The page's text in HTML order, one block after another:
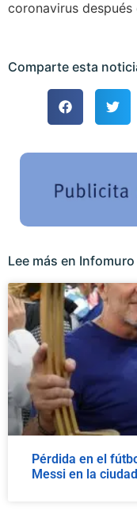
coronavirus después
Comparte esta
Lee más en Infomuro
Pérdida en el
Messi en la